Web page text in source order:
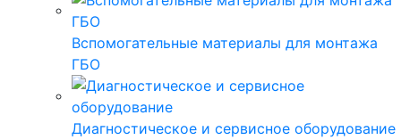
Вспомогательные материалы для монтажа
ГБО
Диагностическое и сервисное оборудование